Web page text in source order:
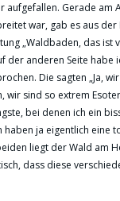
Gerade am
war, gab es aus
„Waldbaden, das ist
der anderen Seite habe
Die sagten „Ja,
wir sind so extrem
bei denen ich ein
haben ja eigentlich eine
liegt der Wald am
dass diese